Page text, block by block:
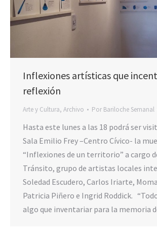
Inflexiones artísticas que
reflexión
Arte y Cultura, Archivo Por Bariloche Semanal
Hasta este lunes a las 18 podrá ser
Sala Emilio Frey –Centro Cívico- la
“Inflexiones de un territorio” a cargo
Tránsito, grupo de artistas locales
Soledad Escudero, Carlos Iriarte,
Patricia Piñero e Ingrid Roddick.
algo que inventariar para la memoria